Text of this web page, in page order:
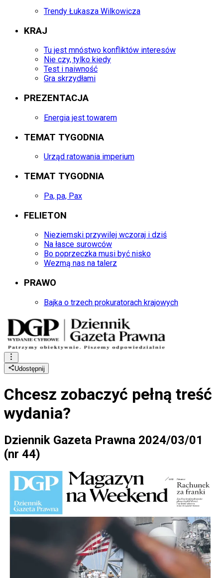
Trendy Łukasza Wilkowicza
KRAJ
Tu jest mnóstwo konfliktów interesów
Nie czy, tylko kiedy
Test i naiwność
Gra skrzydłami
PREZENTACJA
Energia jest towarem
TEMAT TYGODNIA
Urząd ratowania imperium
TEMAT TYGODNIA
Pa, pa, Pax
FELIETON
Nieziemski przywilej wczoraj i dziś
Na łasce surowców
Bo poprzeczka musi być nisko
Wezmą nas na talerz
PRAWO
Bajka o trzech prokuratorach krajowych
Udostępnij
Chcesz zobaczyć pełną treść
wydania?
Dziennik Gazeta Prawna 2024/03/01
(nr 44)